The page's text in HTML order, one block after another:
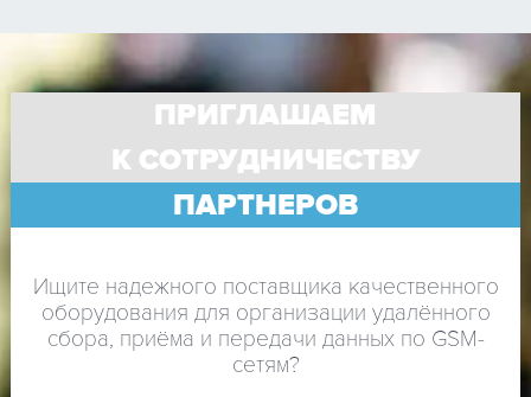
ПРИГЛАШАЕМ
К СОТРУДНИЧЕСТВУ
ПАРТНЕРОВ
Ищите надежного поставщика качественного
оборудования для организации удалённого
сбора, приёма и передачи данных по GSM-
сетям?